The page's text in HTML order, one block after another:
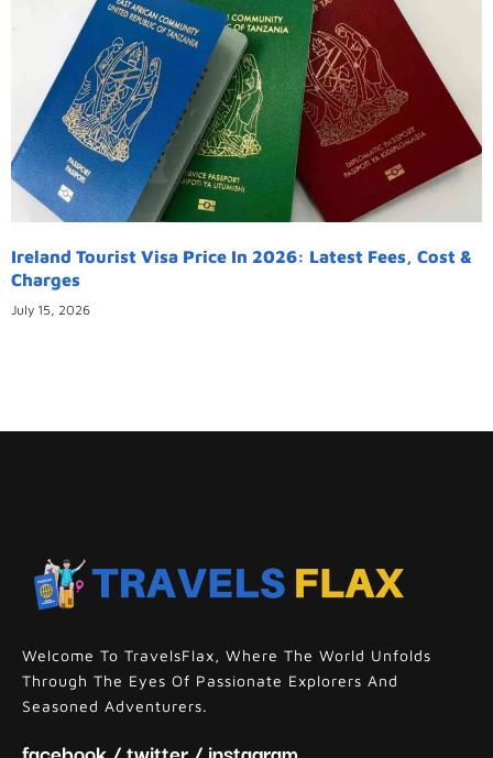
Ireland Tourist Visa Price In 2026: Latest Fees, Cost &
Charges
July 15, 2026
Welcome To TravelsFlax, Where The World Unfolds
Through The Eyes Of Passionate Explorers And
Seasoned Adventurers.